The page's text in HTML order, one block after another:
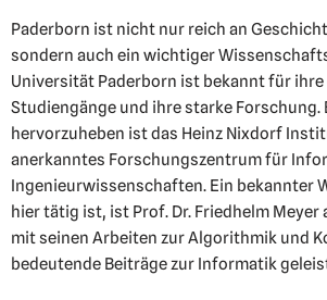
Paderborn ist nicht nur reich an
sondern auch ein wichtiger
Universität Paderborn ist bekannt für ihre
Studiengänge und ihre starke Forschung.
hervorzuheben ist das Heinz Nixdorf
anerkanntes Forschungszentrum für
Ingenieurwissenschaften. Ein bekannter
hier tätig ist, ist Prof. Dr. Friedhelm Meyer
mit seinen Arbeiten zur Algorithmik und
bedeutende Beiträge zur Informatik